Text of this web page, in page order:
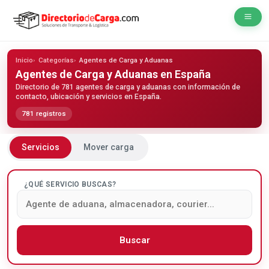
Inicio Categorías Agentes de Carga y Aduanas
Agentes de Carga y Aduanas en España
Directorio de 781 agentes de carga y aduanas con información de
contacto, ubicación y servicios en España.
781 registros
Servicios Mover carga
¿QUÉ SERVICIO BUSCAS?
Buscar